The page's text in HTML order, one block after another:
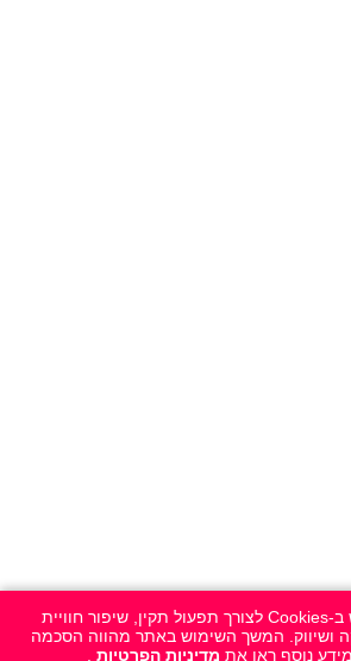
אתר זה עושה שימוש ב-Cookies לצורך תפעול תקין, שיפור חוויית
המשך השימוש באתר מהווה הסכמה
נוסף ראו את מדיניות הפרטיות